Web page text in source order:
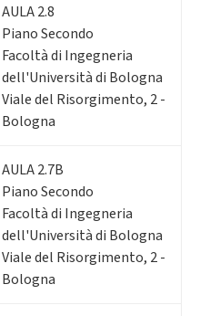
AULA 2.8
Piano Secondo
Facoltà di Ingegneria
dell'Università di Bologna
Viale del Risorgimento, 2 -
Bologna
AULA 2.7B
Piano Secondo
Facoltà di Ingegneria
dell'Università di Bologna
Viale del Risorgimento, 2 -
Bologna